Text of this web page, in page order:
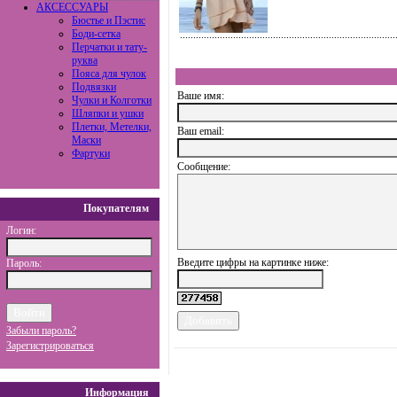
АКСЕССУАРЫ
Бюстье и Пэстис
Боди-сетка
Перчатки и тату-
руква
Пояса для чулок
Подвязки
Чулки и Колготки
Шляпки и ушки
Плетки, Метелки,
Маски
Фартуки
Покупателям
Логин:
Пароль:
Забыли пароль?
Зарегистрироваться
Информация
Ваше имя:
Ваш еmail:
Сообщение:
Введите цифры на картинке ниже: